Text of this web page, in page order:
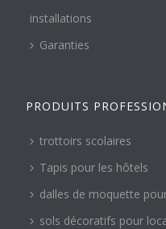
installations
Garanties
PRODUITS
trottoirs scolaires
Tapis pour les hôtels
dalles de moquette
sols décoratifs pour